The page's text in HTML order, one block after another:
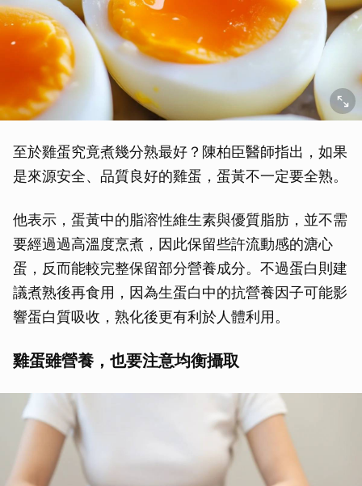
至於雞蛋究竟煮幾分熟最好？陳柏臣醫師指出，如果
是來源安全、品質良好的雞蛋，蛋黃不一定要全熟。
他表示，蛋黃中的脂溶性維生素與優質脂肪，並不需
要經過過高溫度烹煮，因此保留些許流動感的溏心
蛋，反而能較完整保留部分營養成分。不過蛋白則建
議煮熟後再食用，因為生蛋白中的抗營養因子可能影
響蛋白質吸收，熟化後更有利於人體利用。
雞蛋雖營養，也要注意均衡攝取